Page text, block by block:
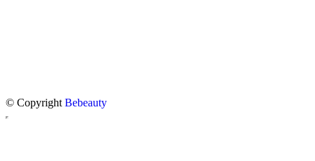
© Copyright Bebeauty